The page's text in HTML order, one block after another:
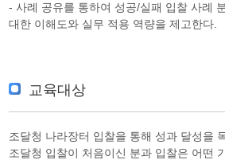
- 사례 공유를 통하여 성공/실패 입찰 사례
대한 이해도와 실무 적용 역량을 제고한다.
교육대상
조달청 나라장터 입찰을 통해 성과 달성을
조달청 입찰이 처음이신 분과 입찰은 어떤